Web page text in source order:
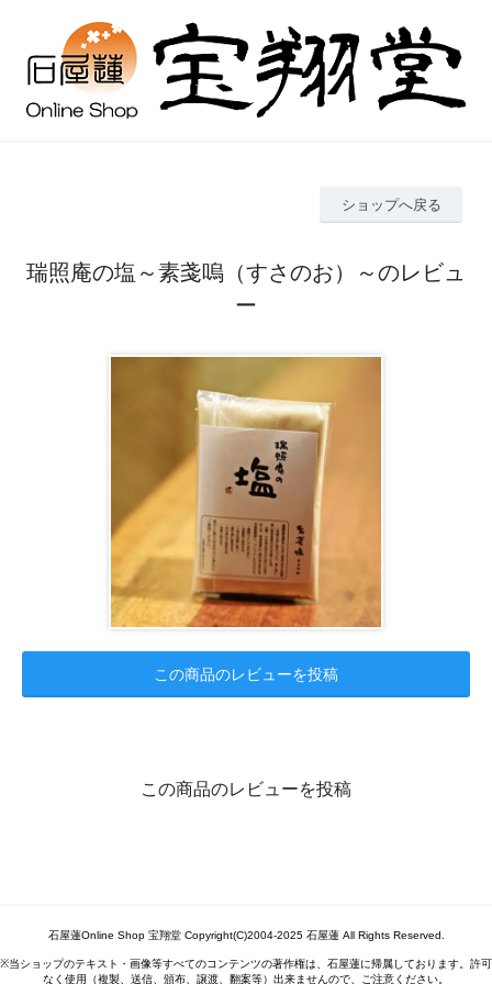
ショップへ戻る
瑞照庵の塩～素戔嗚（すさのお）～のレビュ
ー
この商品のレビューを投稿
この商品のレビューを投稿
石屋蓮Online Shop 宝翔堂 Copyright(C)2004-2025 石屋蓮 All Rights Reserved.
※当ショップのテキスト・画像等すべてのコンテンツの著作権は、石屋蓮に帰属しております。許可
なく使用（複製、送信、頒布、譲渡、翻案等）出来ませんので、ご注意ください。